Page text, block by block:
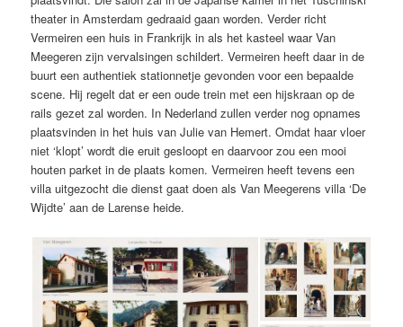
theater in Amsterdam gedraaid gaan worden. Verder richt
Vermeiren een huis in Frankrijk in als het kasteel waar Van
Meegeren zijn vervalsingen schildert. Vermeiren heeft daar in de
buurt een authentiek stationnetje gevonden voor een bepaalde
scene. Hij regelt dat er een oude trein met een hijskraan op de
rails gezet zal worden. In Nederland zullen verder nog opnames
plaatsvinden in het huis van Julie van Hemert. Omdat haar vloer
niet ‘klopt’ wordt die eruit gesloopt en daarvoor zou een mooi
houten parket in de plaats komen. Vermeiren heeft tevens een
villa uitgezocht die dienst gaat doen als Van Meegerens villa ‘De
Wijdte’ aan de Larense heide.